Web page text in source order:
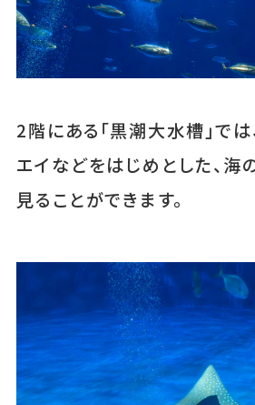
2階にある「黒潮大水槽」で
エイなどをはじめとした、海
見ることができます。